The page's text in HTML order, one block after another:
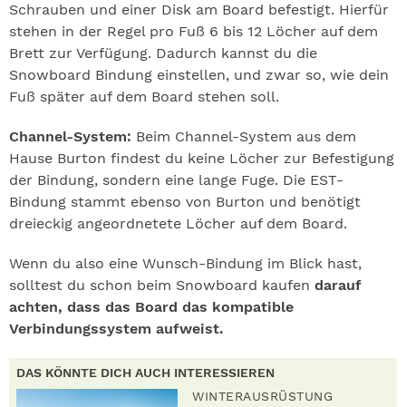
Schrauben und einer Disk am Board befestigt. Hierfür
stehen in der Regel pro Fuß 6 bis 12 Löcher auf dem
Brett zur Verfügung. Dadurch kannst du die
Snowboard Bindung einstellen, und zwar so, wie dein
Fuß später auf dem Board stehen soll.
Channel-System: Beim Channel-System aus dem
Hause Burton findest du keine Löcher zur Befestigung
der Bindung, sondern eine lange Fuge. Die EST-
Bindung stammt ebenso von Burton und benötigt
dreieckig angeordnetete Löcher auf dem Board.
Wenn du also eine Wunsch-Bindung im Blick hast,
solltest du schon beim Snowboard kaufen darauf
achten, dass das Board das kompatible
Verbindungssystem aufweist.
DAS KÖNNTE DICH AUCH INTERESSIEREN
WINTERAUSRÜSTUNG